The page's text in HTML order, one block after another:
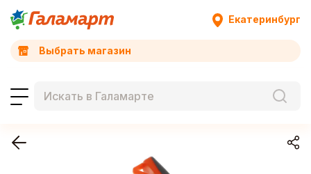
Екатеринбург
Выбрать магазин